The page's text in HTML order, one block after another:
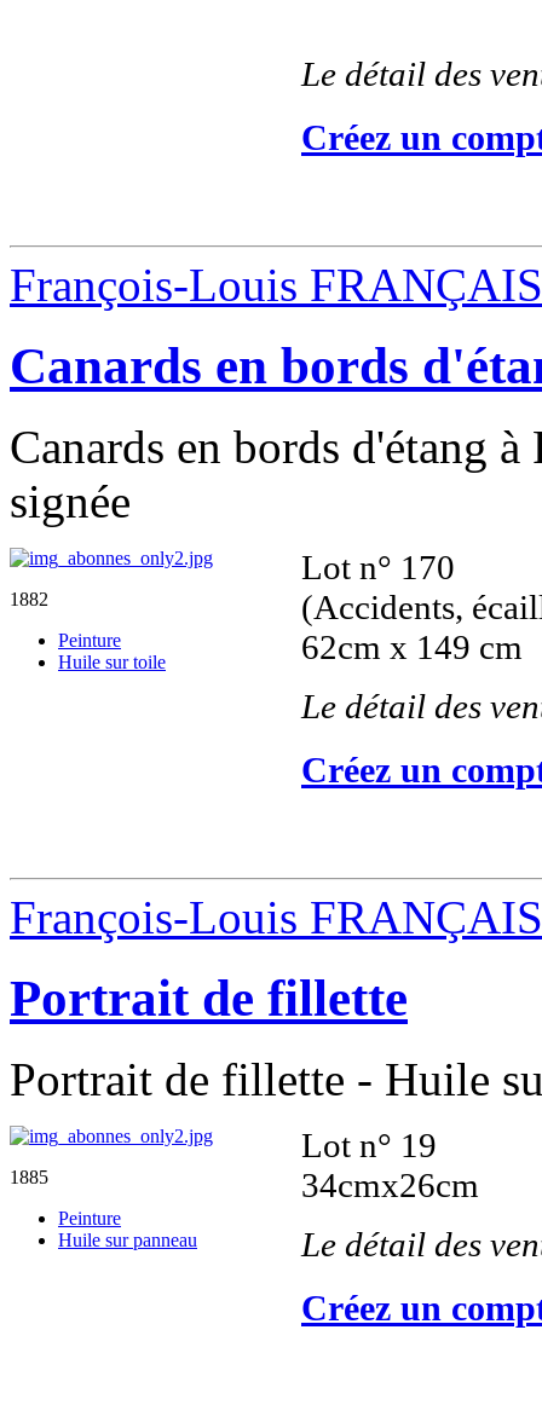
Le détail des
Créez un
François-Louis FRANÇAIS
Canards en bords
Canards en bords d'étang
signée
1882
Peinture
Huile sur toile
Lot n° 170
(Accidents,
62cm x 149 cm
Le détail des
Créez un
François-Louis FRANÇAIS
Portrait de fillette
Portrait de fillette - Huile
1885
Peinture
Huile sur panneau
Lot n° 19
34cmx26cm
Le détail des
Créez un